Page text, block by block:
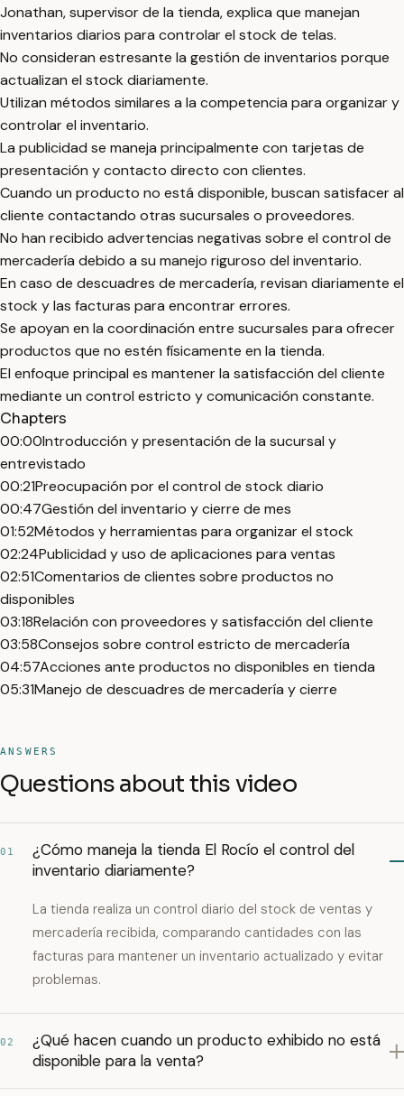
Jonathan, supervisor de la tienda, explica que manejan
inventarios diarios para controlar el stock de telas.
No consideran estresante la gestión de inventarios porque
actualizan el stock diariamente.
Utilizan métodos similares a la competencia para organizar y
controlar el inventario.
La publicidad se maneja principalmente con tarjetas de
presentación y contacto directo con clientes.
Cuando un producto no está disponible, buscan satisfacer al
cliente contactando otras sucursales o proveedores.
No han recibido advertencias negativas sobre el control de
mercadería debido a su manejo riguroso del inventario.
En caso de descuadres de mercadería, revisan diariamente el
stock y las facturas para encontrar errores.
Se apoyan en la coordinación entre sucursales para ofrecer
productos que no estén físicamente en la tienda.
El enfoque principal es mantener la satisfacción del cliente
mediante un control estricto y comunicación constante.
Chapters
00:00Introducción y presentación de la sucursal y
entrevistado
00:21Preocupación por el control de stock diario
00:47Gestión del inventario y cierre de mes
01:52Métodos y herramientas para organizar el stock
02:24Publicidad y uso de aplicaciones para ventas
02:51Comentarios de clientes sobre productos no
disponibles
03:18Relación con proveedores y satisfacción del cliente
03:58Consejos sobre control estricto de mercadería
04:57Acciones ante productos no disponibles en tienda
05:31Manejo de descuadres de mercadería y cierre
ANSWERS
Questions about this video
01
¿Cómo maneja la tienda El Rocío el control del
inventario diariamente?
La tienda realiza un control diario del stock de ventas y
mercadería recibida, comparando cantidades con las
facturas para mantener un inventario actualizado y evitar
problemas.
02
¿Qué hacen cuando un producto exhibido no está
disponible para la venta?